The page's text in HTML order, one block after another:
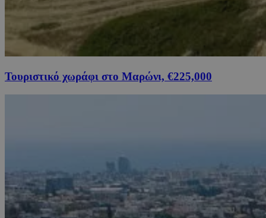
Τουριστικό χωράφι στο Μαρώνι, €225,000